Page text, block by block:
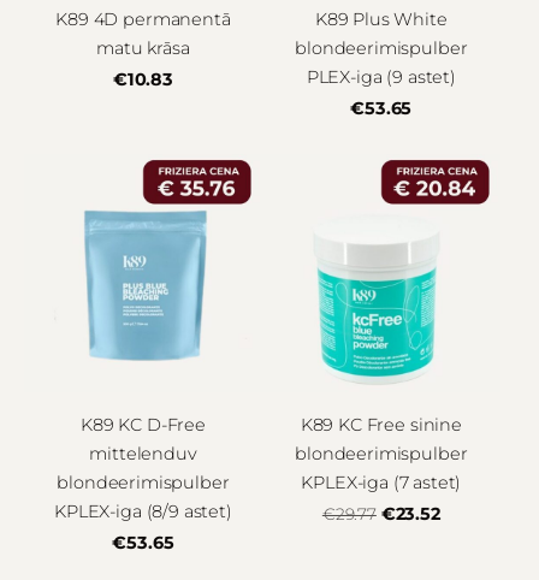
K89 4D permanentā
matu krāsa
€10.83
K89 Plus White
blondeerimispulber
PLEX-iga (9 astet)
€53.65
K89 KC D-Free
mittelenduv
blondeerimispulber
KPLEX-iga (8/9 astet)
€53.65
K89 KC Free sinine
blondeerimispulber
KPLEX-iga (7 astet)
€29.77 €23.52